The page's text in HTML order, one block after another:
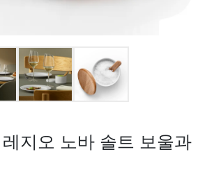
지오 노바 솔트 보울과